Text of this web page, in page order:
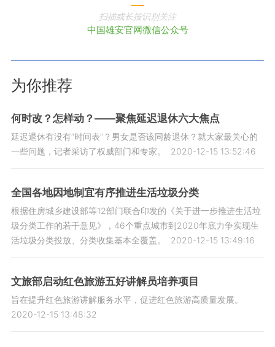
扫描或长按识别关注
中国雄安官网微信公众号
为你推荐
何时改？怎样动？——聚焦延迟退休六大焦点
延迟退休有没有“时间表”？男女是否该同龄退休？就大家最关心的
一些问题，记者采访了权威部门和专家。
2020-12-15 13:52:46
全国各地因地制宜有序推进生活垃圾分类
根据住房城乡建设部等12部门联合印发的《关于进一步推进生活垃
圾分类工作的若干意见》，46个重点城市到2020年底力争实现生
活垃圾分类投放、分类收集基本全覆盖。
2020-12-15 13:49:16
文旅部启动红色旅游五好讲解员培养项目
旨在提升红色旅游讲解服务水平，促进红色旅游高质量发展。
2020-12-15 13:48:32